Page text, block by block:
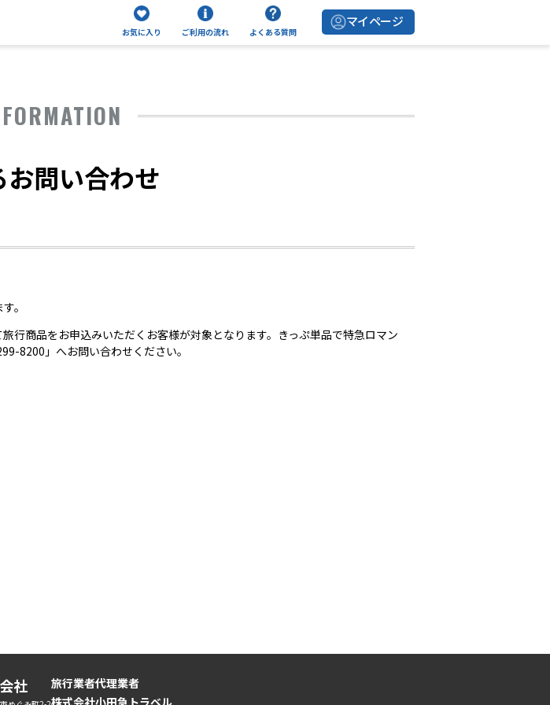
お気に入り ご利用の流れ よくある質問
マイページ
問い合わせ
。
商品をお申込みいただくお客様が対象となります。きっぷ単品で特急ロマン
8200」へお問い合わせください。
社
旅行業者代理業者